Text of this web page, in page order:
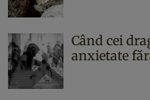
Când cei
anxietate